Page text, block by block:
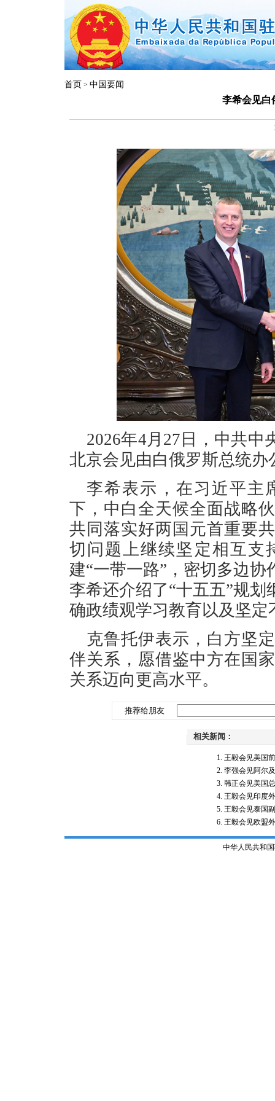
首页 > 中国要闻
李希会见白
2026年4月27日，中共中
北京会见由白俄罗斯总统
李希表示，在习近平主
下，中白全天候全面战略
共同落实好两国元首重要
切问题上继续坚定相互支
建“一带一路”，密切多边
李希还介绍了“十五五”规
确政绩观学习教育以及坚
克鲁托伊表示，白方坚
伴关系，愿借鉴中方在国
关系迈向更高水平。
推荐给朋友
相关新闻：
王毅会见美国
李强会见阿尔
韩正会见美国
王毅会见印度
王毅会见泰国
王毅会见欧盟
中华人民共和